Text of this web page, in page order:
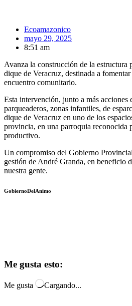
Ecoamazonico
mayo 29, 2025
8:51 am
Avanza la construcción de la estructura
dique de Veracruz, destinada a
encuentro comunitario.
Esta intervención, junto a más acciones
parqueaderos, zonas infantiles, de
dique de Veracruz en uno de los
provincia, en una parroquia reconocida
productivo.
Un compromiso del Gobierno
gestión de André Granda, en beneficio
nuestra gente.
GobiernoDelAnimo
Me gusta esto:
Me gusta Cargando...